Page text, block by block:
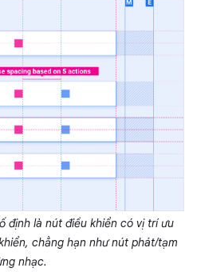
định là nút điều khiển có vị trí ưu
chẳng hạn như nút phát/tạm
nhạc.